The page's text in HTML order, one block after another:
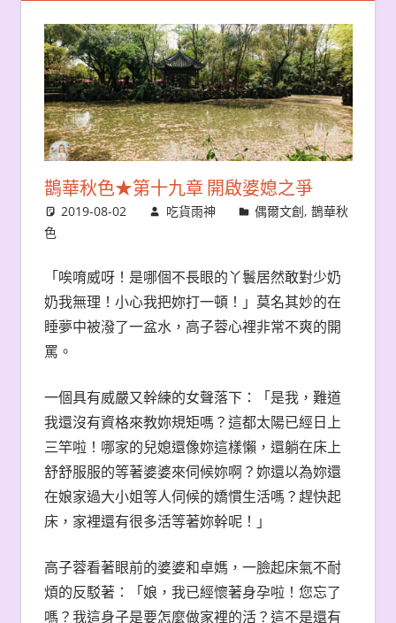
鵲華秋色★第十九章 開啟婆媳之爭
2019-08-02 吃貨雨神 偶爾文創,鵲華秋
色
「唉唷威呀！是哪個不長眼的丫鬟居然敢對少奶
奶我無理！小心我把妳打一頓！」莫名其妙的在
睡夢中被潑了一盆水，高子蓉心裡非常不爽的開
罵。
一個具有威嚴又幹練的女聲落下：「是我，難道
我還沒有資格來教妳規矩嗎？這都太陽已經日上
三竿啦！哪家的兒媳還像妳這樣懶，還躺在床上
舒舒服服的等著婆婆來伺候妳啊？妳還以為妳還
在娘家過大小姐等人伺候的嬌慣生活嗎？趕快起
床，家裡還有很多活等著妳幹呢！」
高子蓉看著眼前的婆婆和卓媽，一臉起床氣不耐
煩的反駁著：「娘，我已經懷著身孕啦！您忘了
嗎？我這身子是要怎麼做家裡的活？這不是還有